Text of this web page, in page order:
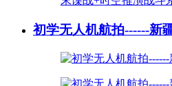
初学无人机航拍------新